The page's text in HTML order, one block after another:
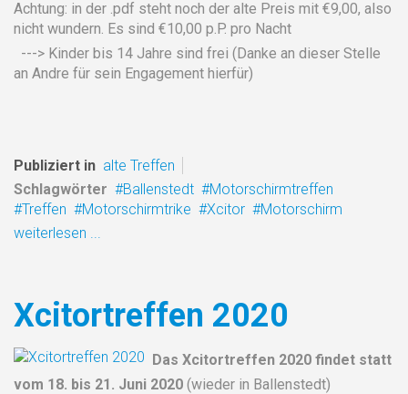
Achtung: in der .pdf steht noch der alte Preis mit €9,00, also
nicht wundern. Es sind €10,00 p.P. pro Nacht
---> Kinder bis 14 Jahre sind frei (Danke an dieser Stelle
an Andre für sein Engagement hierfür)
Publiziert in alte Treffen
Schlagwörter
Ballenstedt
Motorschirmtreffen
Treffen
Motorschirmtrike Xcitor
Motorschirm
weiterlesen ...
Xcitortreffen 2020
Das Xcitortreffen 2020 findet statt
vom 18. bis 21. Juni 2020 (wieder in Ballenstedt)